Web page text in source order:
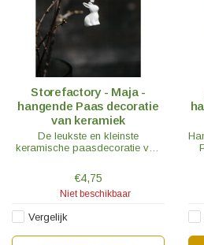
Storefactory - Maja -
hangende Paas decoratie
van keramiek
De leukste en kleinste
keramische paasdecoratie van
€4,75
Niet beschikbaar
Vergelijk